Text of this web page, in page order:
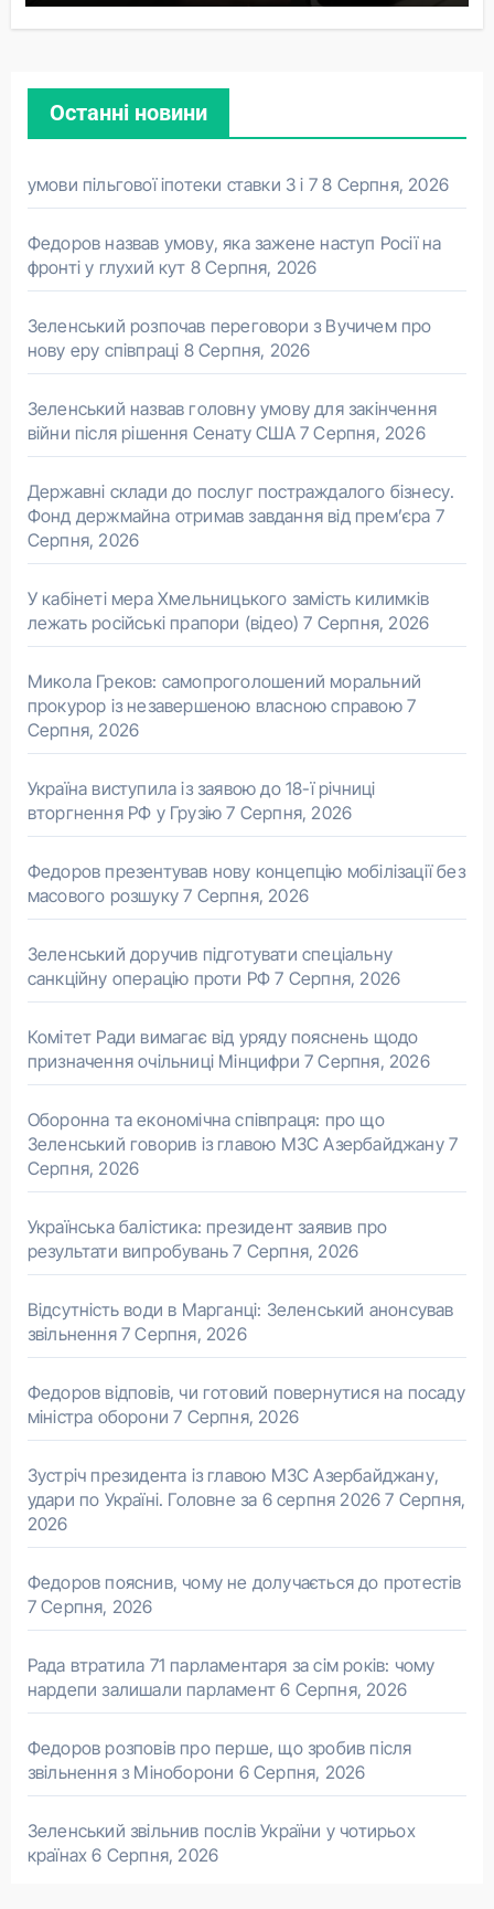
Останні новини
умови пільгової іпотеки ставки 3 і 7 8 Серпня, 2026
Федоров назвав умову, яка зажене наступ Росії на
фронті у глухий кут 8 Серпня, 2026
Зеленський розпочав переговори з Вучичем про
нову еру співпраці 8 Серпня, 2026
Зеленський назвав головну умову для закінчення
війни після рішення Сенату США 7 Серпня, 2026
Державні склади до послуг постраждалого бізнесу.
Фонд держмайна отримав завдання від прем’єра 7
Серпня, 2026
У кабінеті мера Хмельницького замість килимків
лежать російські прапори (відео) 7 Серпня, 2026
Микола Греков: самопроголошений моральний
прокурор із незавершеною власною справою 7
Серпня, 2026
Україна виступила із заявою до 18-ї річниці
вторгнення РФ у Грузію 7 Серпня, 2026
Федоров презентував нову концепцію мобілізації без
масового розшуку 7 Серпня, 2026
Зеленський доручив підготувати спеціальну
санкційну операцію проти РФ 7 Серпня, 2026
Комітет Ради вимагає від уряду пояснень щодо
призначення очільниці Мінцифри 7 Серпня, 2026
Оборонна та економічна співпраця: про що
Зеленський говорив із главою МЗС Азербайджану 7
Серпня, 2026
Українська балістика: президент заявив про
результати випробувань 7 Серпня, 2026
Відсутність води в Марганці: Зеленський анонсував
звільнення 7 Серпня, 2026
Федоров відповів, чи готовий повернутися на посаду
міністра оборони 7 Серпня, 2026
Зустріч президента із главою МЗС Азербайджану,
удари по Україні. Головне за 6 серпня 2026 7 Серпня,
2026
Федоров пояснив, чому не долучається до протестів
7 Серпня, 2026
Рада втратила 71 парламентаря за сім років: чому
нардепи залишали парламент 6 Серпня, 2026
Федоров розповів про перше, що зробив після
звільнення з Міноборони 6 Серпня, 2026
Зеленський звільнив послів України у чотирьох
країнах 6 Серпня, 2026